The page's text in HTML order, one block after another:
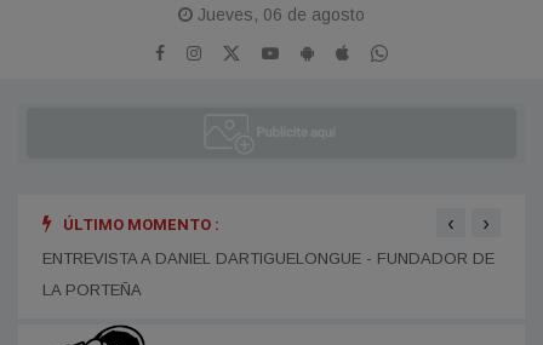
Jueves, 06 de agosto
ÚLTIMO MOMENTO :
ENTREVISTA A DANIEL DARTIGUELONGUE - FUNDADOR DE
LA PORTEÑA
ENTREVISTA A ALEJANDRO KIM
‹ ›